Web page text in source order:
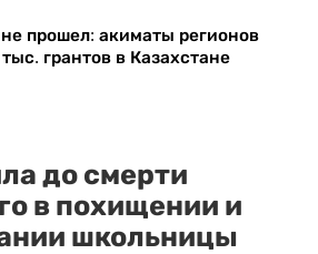
прошел: акиматы регионов
грантов в Казахстане
до смерти
в похищении и
школьницы